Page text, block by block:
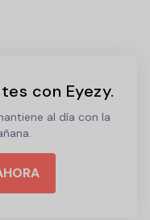
con Eyezy.
al día con la